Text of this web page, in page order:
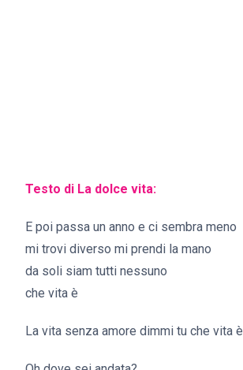
Testo di La dolce vita:
E poi passa un anno e ci sembra meno
mi trovi diverso mi prendi la mano
da soli siam tutti nessuno
che vita è
La vita senza amore dimmi tu che vita è